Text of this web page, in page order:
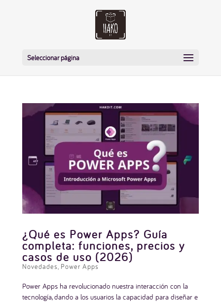
Seleccionar página
¿Qué es Power Apps? Guía
completa: funciones, precios y
casos de uso (2026)
Novedades, Power Apps
Power Apps ha revolucionado nuestra interacción con la
tecnología, dando a los usuarios la capacidad para diseñar e